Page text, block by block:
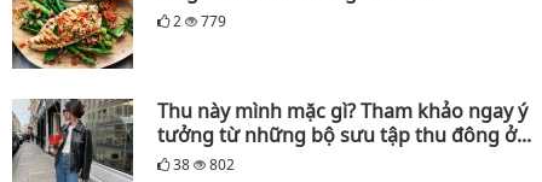
2 779
Thu này mình mặc gì? Tham khảo ngay ý
tưởng từ những bộ sưu tập thu đông ở...
38 802